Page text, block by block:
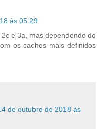
às 05:29
e 3a, mas dependendo do
os cachos mais definidos
de outubro de 2018 às